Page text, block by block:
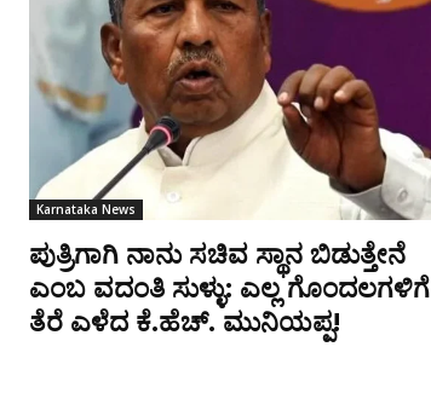
Karnataka News
ಪುತ್ರಿಗಾಗಿ ನಾನು ಸಚಿವ ಸ್ಥಾನ ಬಿಡುತ್ತೇನೆ
ಎಂಬ ವದಂತಿ ಸುಳ್ಳು: ಎಲ್ಲ ಗೊಂದಲಗಳಿಗೆ
ತೆರೆ ಎಳೆದ ಕೆ.ಹೆಚ್. ಮುನಿಯಪ್ಪ!